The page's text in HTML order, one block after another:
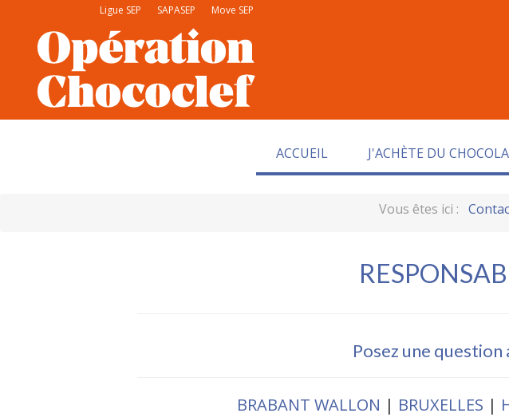
Ligue SEP SAPASEP Move SEP
ACCUEIL J'ACHÈTE DU
Vous êtes ici :
Posez une
BRABANT WALLON | BRUXELLES |